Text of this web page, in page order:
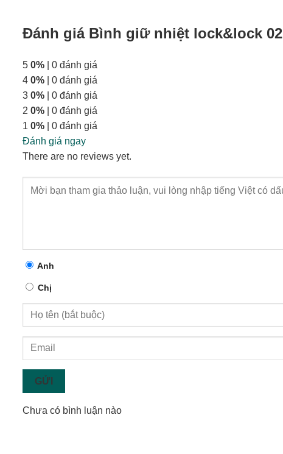
Đánh giá Bình giữ nhiệt lock&lock 02
5 0% | 0 đánh giá
4 0% | 0 đánh giá
3 0% | 0 đánh giá
2 0% | 0 đánh giá
1 0% | 0 đánh giá
Đánh giá ngay
There are no reviews yet.
Anh
Chị
GỬI
Chưa có bình luận nào